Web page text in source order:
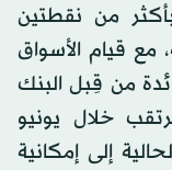
من نقطتين
2.62 في المائة، مع قيام الأسواق
من قِبل البنك
خلال يونيو
إلى إمكانية